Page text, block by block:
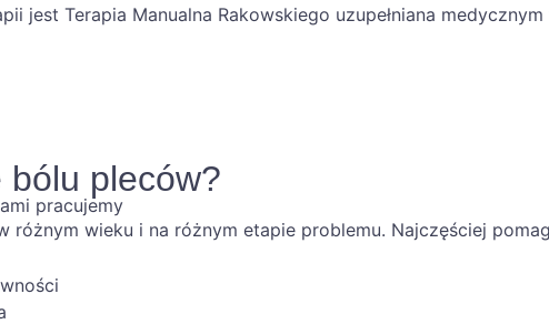
jest Terapia Manualna Rakowskiego uzupełniana medycznym
bólu pleców?
pracujemy
wieku i na różnym etapie problemu. Najczęściej